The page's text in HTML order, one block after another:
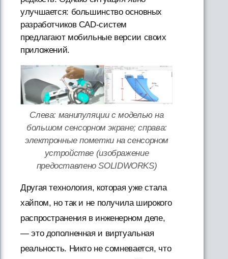
улучшается: большинство основных
разработчиков CAD-систем
предлагают мобильные версии своих
приложений.
Слева: манипуляции с моделью на
большом сенсорном экране; справа:
электронные пометки на сенсорном
устройстве (изображение
предоставлено SOLIDWORKS)
Другая технология, которая уже стала
хайпом, но так и не получила широкого
распространения в инженерном деле,
— это дополненная и виртуальная
реальность. Никто не сомневается, что